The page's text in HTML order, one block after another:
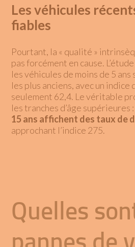
Les véhicules
fiables
Pourtant, la « qualité »
pas forcément en cause.
les véhicules de moins de 5
les plus anciens, avec un indice
seulement 62,4. Le véritable
les tranches d’âge supérieures :
15 ans affichent des taux de
approchant l’indice 275.
Quelles